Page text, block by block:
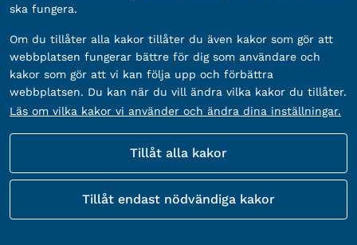
Tid:13.00-14.00
Pris:Gratis
ska fungera.
Om du tillåter alla kakor tillåter du även kakor som gör att
webbplatsen fungerar bättre för dig som användare och
kakor som gör att vi kan följa upp och förbättra
webbplatsen. Du kan när du vill ändra vilka kakor du tillåter.
Läs om vilka kakor vi använder och ändra dina inställningar.
Tillåt alla kakor
Tillåt endast nödvändiga kakor